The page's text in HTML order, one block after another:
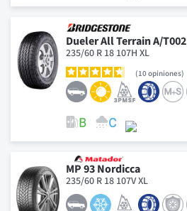
Dueler All Terrain A/T002
235/60 R 18 107H XL
10opiniones
MP 93 Nordicca
235/60 R 18 107V XL